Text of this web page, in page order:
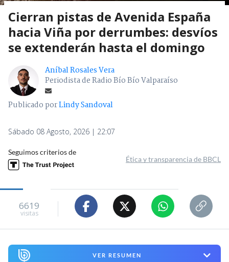
Cierran pistas de Avenida España
hacia Viña por derrumbes: desvíos
se extenderán hasta el domingo
Aníbal Rosales Vera
Periodista de Radio Bío Bío Valparaíso
Publicado porLindy Sandoval
Sábado 08 Agosto, 2026 | 22:07
Seguimos criterios de
Ética y transparencia de BBCL
6619
visitas
VER RESUMEN